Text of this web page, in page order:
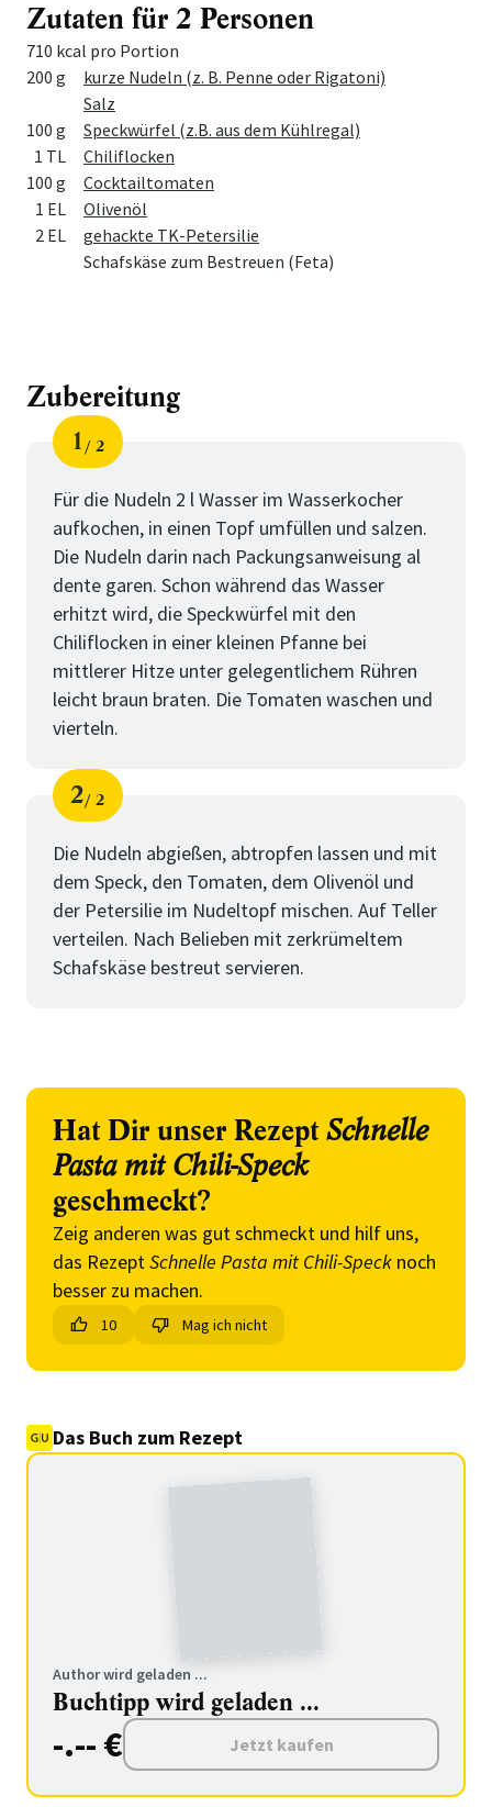
Zutaten für 2 Personen
710 kcal pro Portion
Menge
Zutat
200 g
kurze Nudeln (z. B. Penne oder Rigatoni)
Salz
100 g
Speckwürfel (z.B. aus dem Kühlregal)
1 TL
Chiliflocken
100 g
Cocktailtomaten
1 EL
Olivenöl
2 EL
gehackte TK-Petersilie
Schafskäse zum Bestreuen (Feta)
Zubereitung
Schritt
1
von
2
Für die Nudeln 2 l Wasser im Wasserkocher
aufkochen, in einen Topf umfüllen und salzen.
Die Nudeln darin nach Packungsanweisung al
dente garen. Schon während das Wasser
erhitzt wird, die Speckwürfel mit den
Chiliflocken in einer kleinen Pfanne bei
mittlerer Hitze unter gelegentlichem Rühren
leicht braun braten. Die Tomaten waschen und
vierteln.
Schritt
2
von
2
Die Nudeln abgießen, abtropfen lassen und mit
dem Speck, den Tomaten, dem Olivenöl und
der Petersilie im Nudeltopf mischen. Auf Teller
verteilen. Nach Belieben mit zerkrümeltem
Schafskäse bestreut servieren.
Hat Dir unser Rezept Schnelle
Pasta mit Chili-Speck
geschmeckt?
Zeig anderen was gut schmeckt und hilf uns,
das RezeptSchnelle Pasta mit Chili-Speck noch
besser zu machen.
10 Mag ich nicht
Das Buch zum Rezept
Author wird geladen ...
Buchtipp wird geladen ...
-.-- € Jetzt kaufen